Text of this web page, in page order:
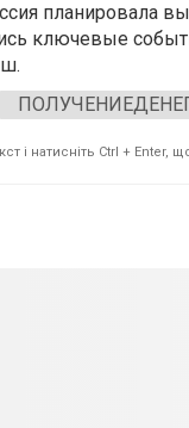
планировала
ключевые
і натисніть Ctrl + Enter,